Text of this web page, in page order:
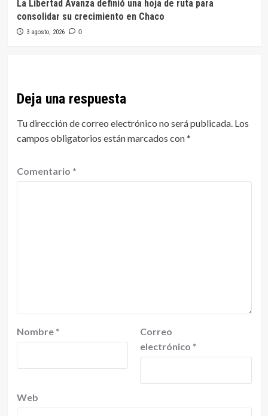
La Libertad Avanza definió una hoja de ruta para
consolidar su crecimiento en Chaco
3 agosto, 2026 0
Deja una respuesta
Tu dirección de correo electrónico no será publicada. Los
campos obligatorios están marcados con*
Comentario *
Nombre *
Correo
electrónico *
Web